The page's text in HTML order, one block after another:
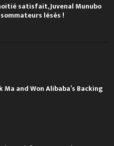
satisfait, Juvenal Munubo
lésés !
and Won Alibaba’s Backing